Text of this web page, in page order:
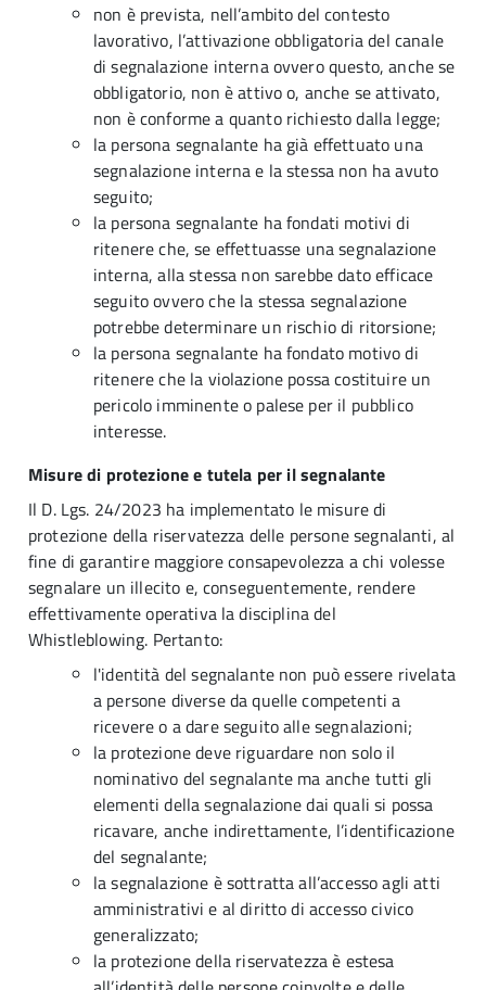
non è prevista, nell’ambito del contesto
lavorativo, l’attivazione obbligatoria del canale
di segnalazione interna ovvero questo, anche se
obbligatorio, non è attivo o, anche se attivato,
non è conforme a quanto richiesto dalla legge;
la persona segnalante ha già effettuato una
segnalazione interna e la stessa non ha avuto
seguito;
la persona segnalante ha fondati motivi di
ritenere che, se effettuasse una segnalazione
interna, alla stessa non sarebbe dato efficace
seguito ovvero che la stessa segnalazione
potrebbe determinare un rischio di ritorsione;
la persona segnalante ha fondato motivo di
ritenere che la violazione possa costituire un
pericolo imminente o palese per il pubblico
interesse.
Misure di protezione e tutela per il segnalante
Il D. Lgs. 24/2023 ha implementato le misure di
protezione della riservatezza delle persone segnalanti, al
fine di garantire maggiore consapevolezza a chi volesse
segnalare un illecito e, conseguentemente, rendere
effettivamente operativa la disciplina del
Whistleblowing. Pertanto:
l'identità del segnalante non può essere rivelata
a persone diverse da quelle competenti a
ricevere o a dare seguito alle segnalazioni;
la protezione deve riguardare non solo il
nominativo del segnalante ma anche tutti gli
elementi della segnalazione dai quali si possa
ricavare, anche indirettamente, l’identificazione
del segnalante;
la segnalazione è sottratta all’accesso agli atti
amministrativi e al diritto di accesso civico
generalizzato;
la protezione della riservatezza è estesa